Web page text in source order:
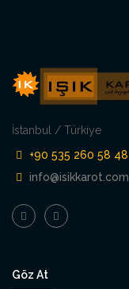
İstanbul / Türkiye
+90 535 260 58 48
info@isikkarot.com
Göz At